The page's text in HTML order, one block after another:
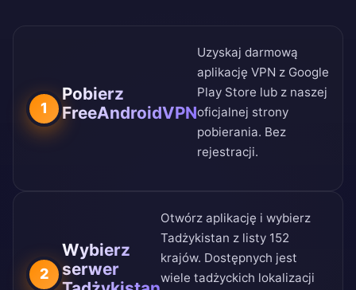
1
Pobierz
FreeAndroidVPN
Uzyskaj darmową
aplikację VPN z Google
Play Store lub z naszej
oficjalnej strony
pobierania. Bez
rejestracji.
2
Wybierz
serwer
Otwórz aplikację i wybierz
Tadżykistan z listy 152
krajów. Dostępnych jest
wiele tadżyckich lokalizacji